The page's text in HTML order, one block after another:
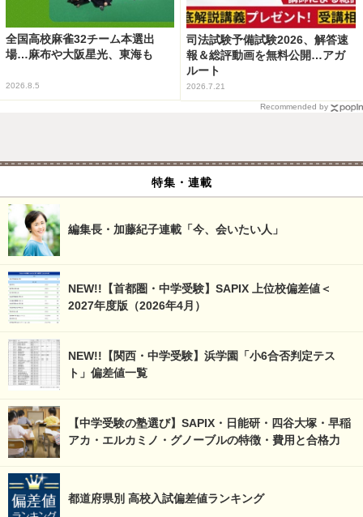
全国高校麻雀32チーム本選出
場…麻布や大阪星光、東海も
2026.8.5
司法試験予備試験2026、解答速
報＆総評動画を無料公開…アガ
ルート
2026.7.21
Recommended by
特集・連載
編集長・加藤紀子連載「今、会いたい人」
NEW!!【首都圏・中学受験】SAPIX 上位校偏差値＜
2027年度版（2026年4月）
NEW!!【関西・中学受験】浜学園「小6合否判定テス
ト」偏差値一覧
【中学受験の塾選び】SAPIX・日能研・四谷大塚・早稲
アカ・エルカミノ・グノーブルの特徴・費用と合格力
都道府県別 高校入試偏差値ランキング